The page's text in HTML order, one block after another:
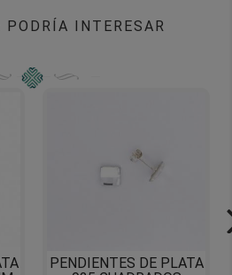
INTERESAR
PENDIENTES DE PLATA